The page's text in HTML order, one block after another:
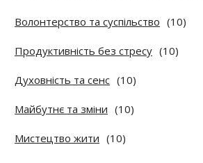
Волонтерство та суспільство (10)
Продуктивність без стресу (10)
Духовність та сенс (10)
Майбутнє та зміни (10)
Мистецтво жити (10)